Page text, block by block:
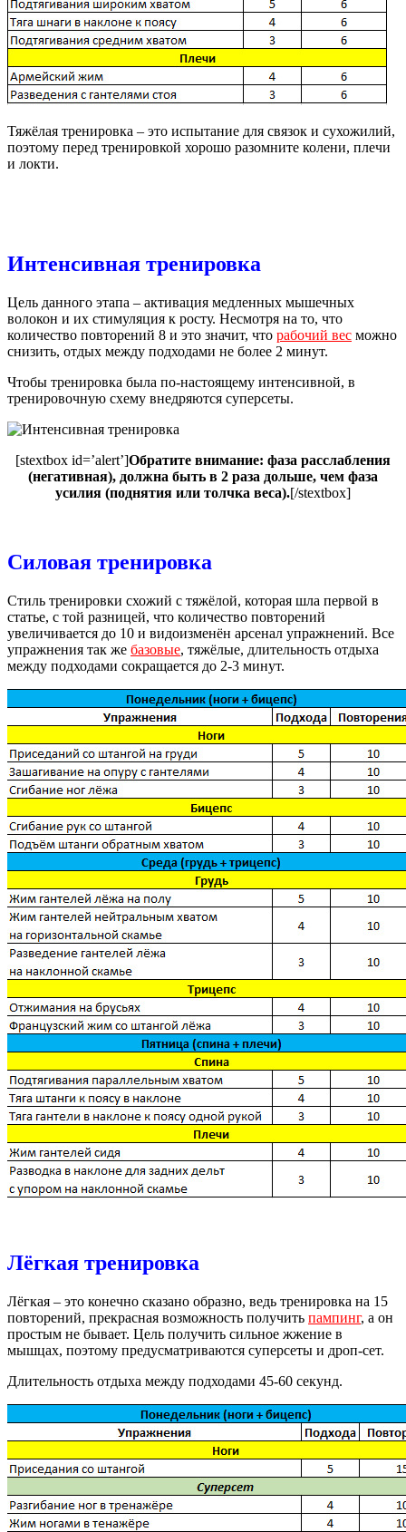
Тяжёлая тренировка – это испытание для связок и сухожилий,
поэтому перед тренировкой хорошо разомните колени, плечи
и локти.
Интенсивная тренировка
Цель данного этапа – активация медленных мышечных
волокон и их стимуляция к росту. Несмотря на то, что
количество повторений 8 и это значит, что рабочий вес можно
снизить, отдых между подходами не более 2 минут.
Чтобы тренировка была по-настоящему интенсивной, в
тренировочную схему внедряются суперсеты.
[stextbox id=’alert’]Обратите внимание: фаза расслабления
(негативная), должна быть в 2 раза дольше, чем фаза
усилия (поднятия или толчка веса).[/stextbox]
Силовая тренировка
Стиль тренировки схожий с тяжёлой, которая шла первой в
статье, с той разницей, что количество повторений
увеличивается до 10 и видоизменён арсенал упражнений. Все
упражнения так же базовые, тяжёлые, длительность отдыха
между подходами сокращается до 2-3 минут.
Лёгкая тренировка
Лёгкая – это конечно сказано образно, ведь тренировка на 15
повторений, прекрасная возможность получить пампинг, а он
простым не бывает. Цель получить сильное жжение в
мышцах, поэтому предусматриваются суперсеты и дроп-сет.
Длительность отдыха между подходами 45-60 секунд.